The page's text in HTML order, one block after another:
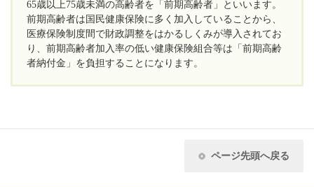
65歳以上75歳未満の高齢者を「前期高齢者」といいます。
前期高齢者は国民健康保険に多く加入していることから、
医療保険制度間で財政調整をはかるしくみが導入されてお
り、前期高齢者加入率の低い健康保険組合等は「前期高齢
者納付金」を負担することになります。
ページ先頭へ戻る